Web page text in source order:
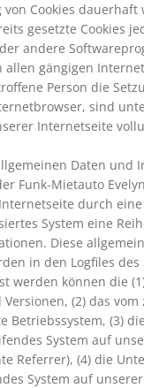
Cookies dauerhaft
gesetzte Cookies
andere
allen gängigen
Person die
sind
Internetseite
Daten und
Funk-Mietauto
durch
System eine
Diese
in den Logfiles des
werden können die
(2) das
Betriebssystem, (3)
System auf
Referrer), (4) die
System auf